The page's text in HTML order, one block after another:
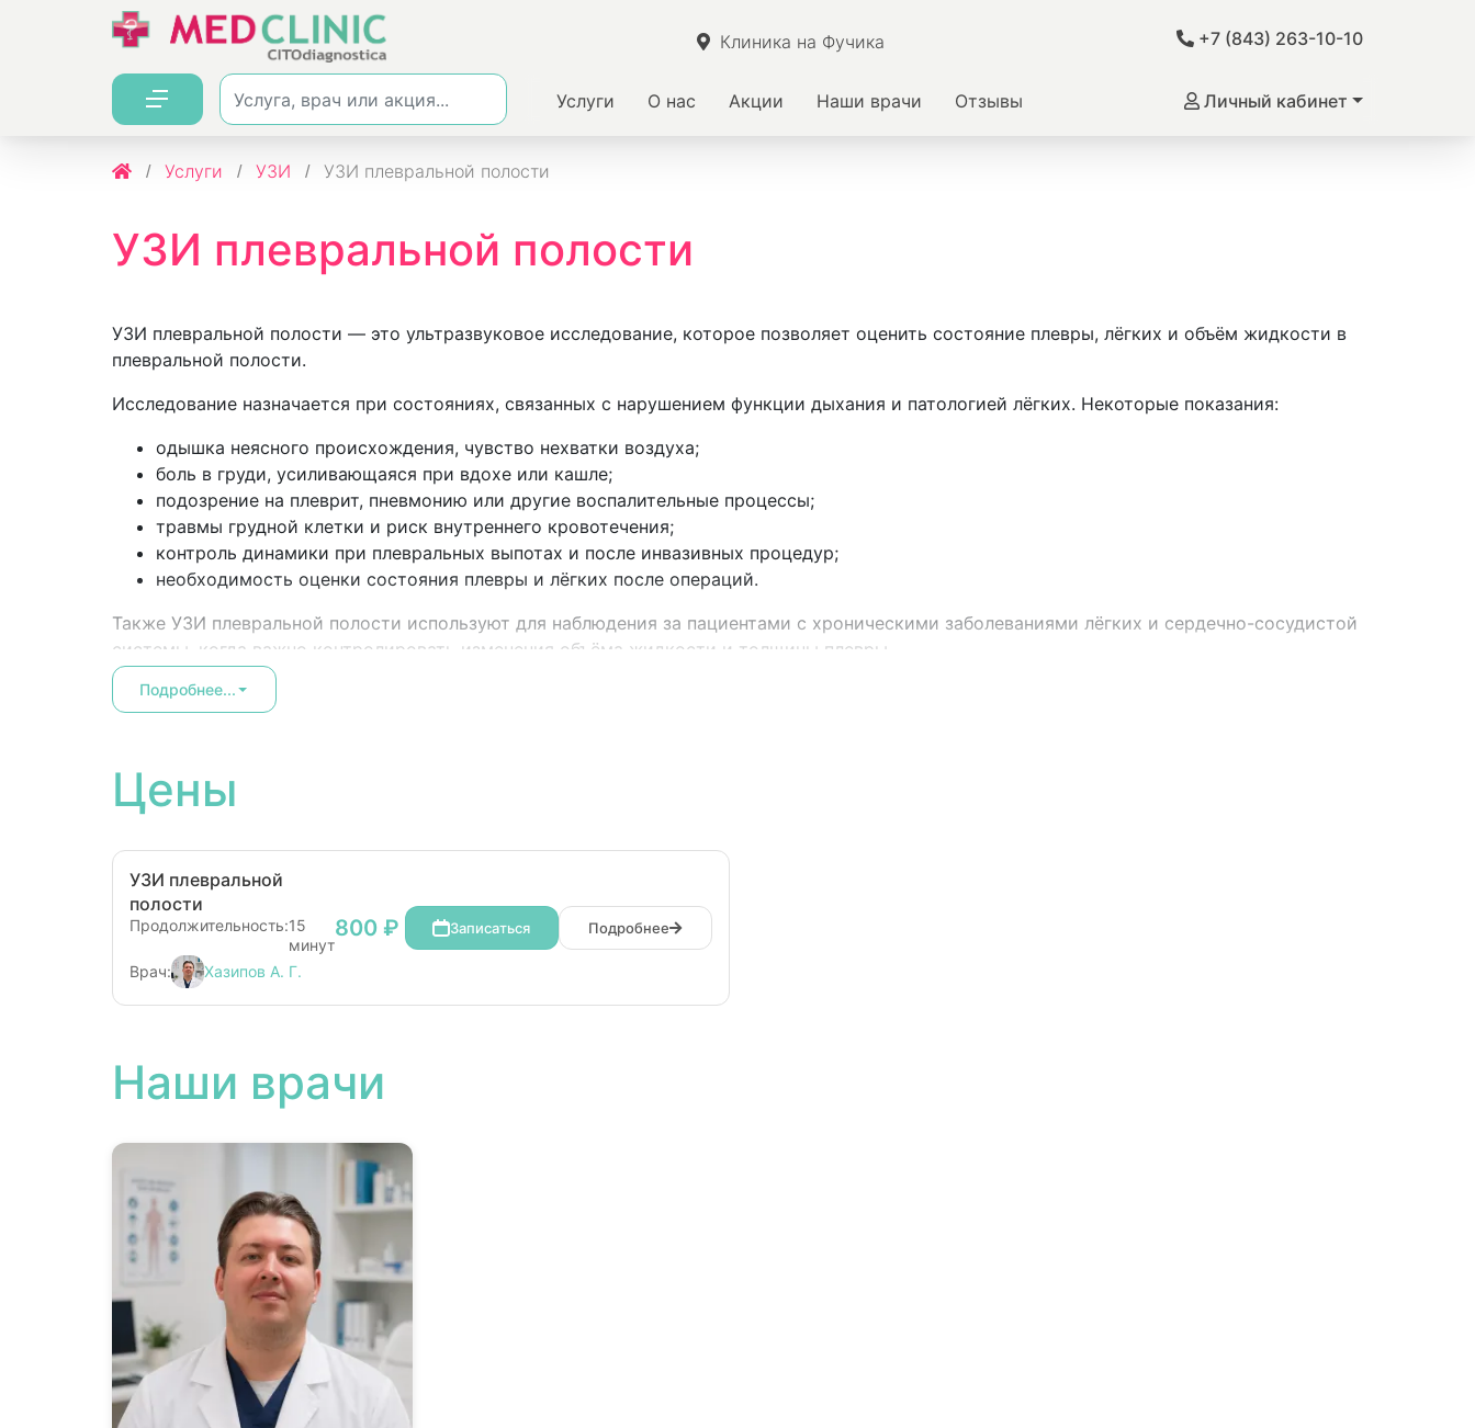
Клиника на Фучика +7 (843) 263-10-10
Услуги О нас Акции Наши врачи Отзывы Личный кабинет
Услуги УЗИ УЗИ плевральной полости
УЗИ плевральной полости
УЗИ плевральной полости — это ультразвуковое исследование, которое позволяет оценить состояние плевры, лёгких и объём жидкости в
плевральной полости.
Исследование назначается при состояниях, связанных с нарушением функции дыхания и патологией лёгких. Некоторые показания:
одышка неясного происхождения, чувство нехватки воздуха;
боль в груди, усиливающаяся при вдохе или кашле;
подозрение на плеврит, пневмонию или другие воспалительные процессы;
травмы грудной клетки и риск внутреннего кровотечения;
контроль динамики при плевральных выпотах и после инвазивных процедур;
необходимость оценки состояния плевры и лёгких после операций.
Также УЗИ плевральной полости используют для наблюдения за пациентами с хроническими заболеваниями лёгких и сердечно-сосудистой
системы, когда важно контролировать изменения объёма жидкости и толщины плевры.
Подробнее...
Цены
УЗИ плевральной
полости
Продолжительность:15
минут
Врач:
Хазипов А. Г.
800 ₽ Записаться Подробнее
Наши врачи